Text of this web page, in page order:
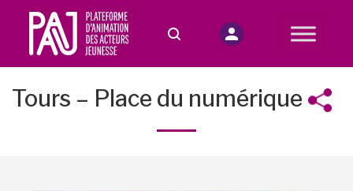
Tours – Place du numérique